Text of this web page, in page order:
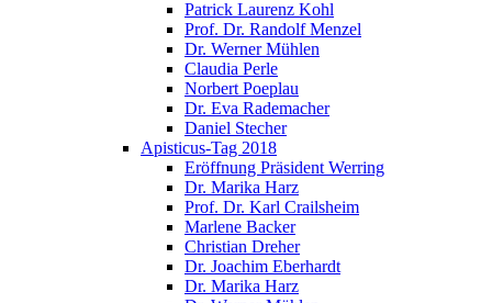
Patrick Laurenz Kohl
Prof. Dr. Randolf Menzel
Dr. Werner Mühlen
Claudia Perle
Norbert Poeplau
Dr. Eva Rademacher
Daniel Stecher
Apisticus-Tag 2018
Eröffnung Präsident Werring
Dr. Marika Harz
Prof. Dr. Karl Crailsheim
Marlene Backer
Christian Dreher
Dr. Joachim Eberhardt
Dr. Marika Harz